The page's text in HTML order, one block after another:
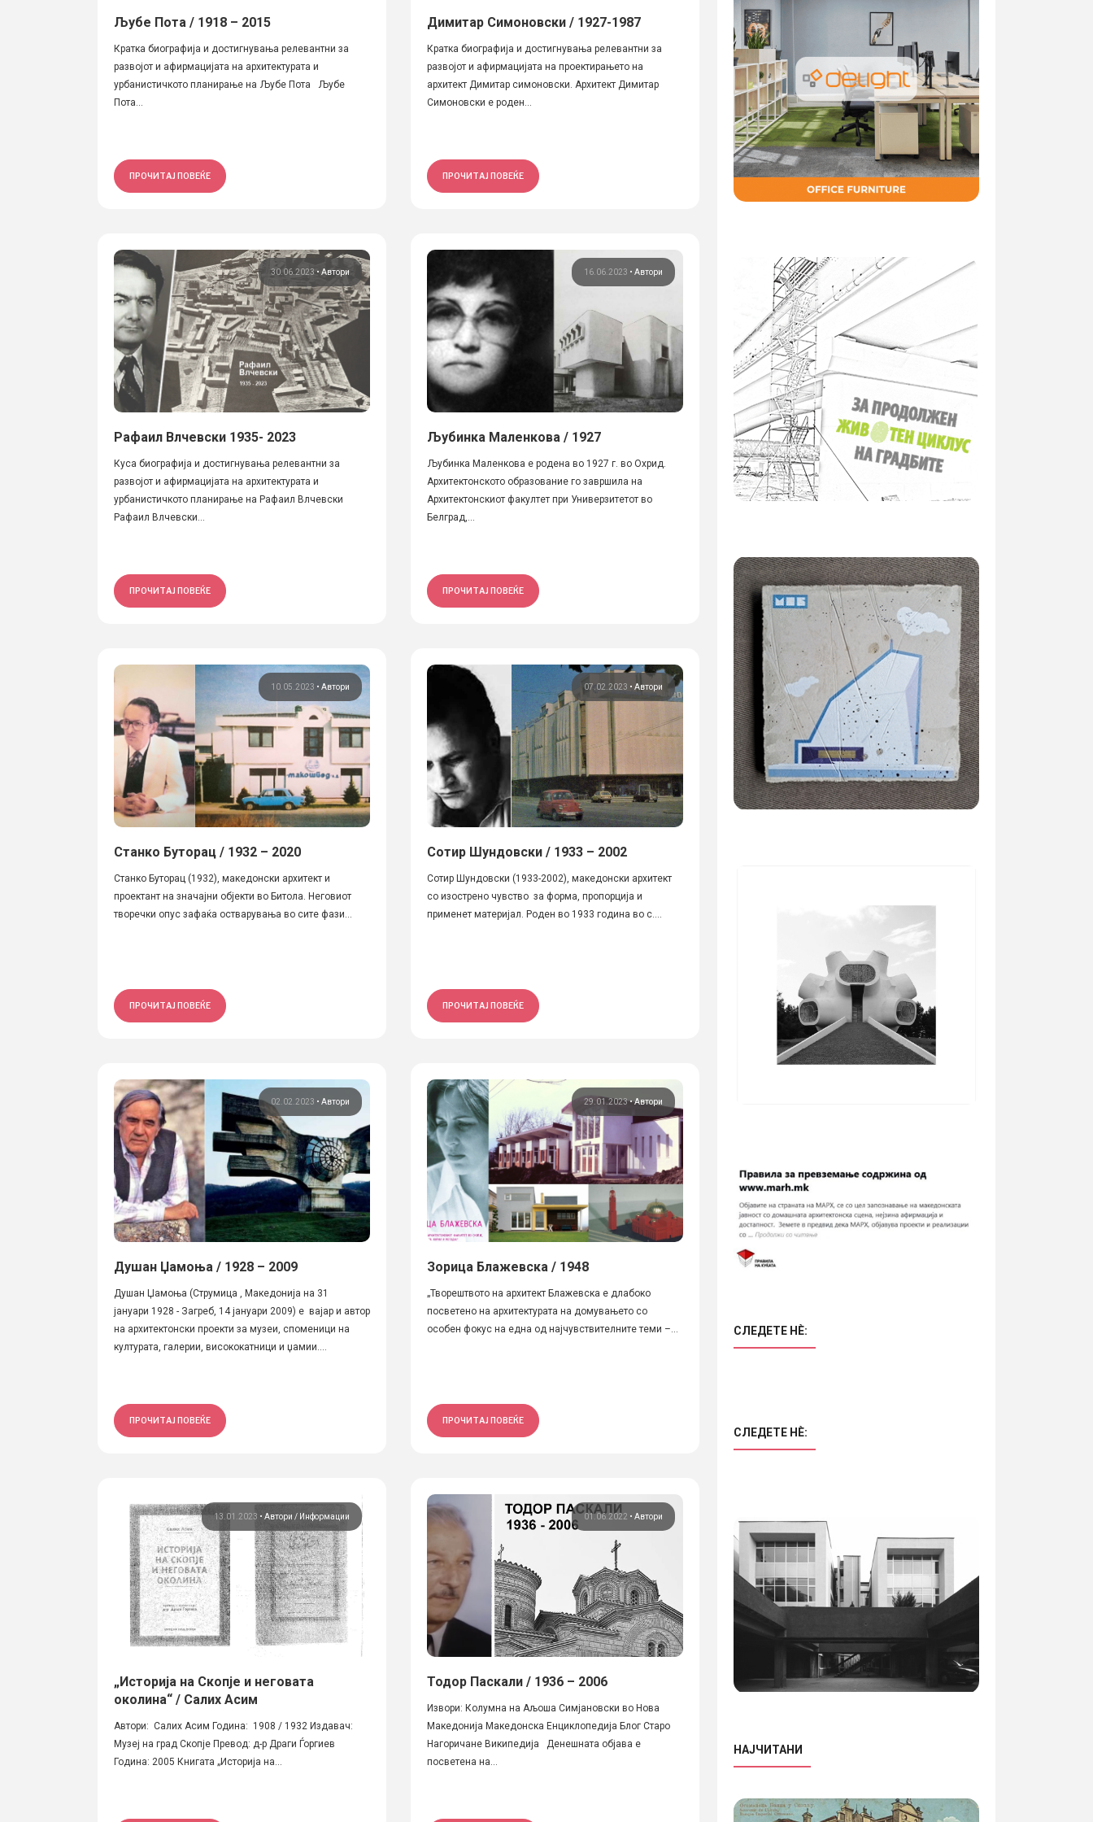
Љубе Пота / 1918 – 2015
Кратка биографија и достигнувања релевантни за
развојот и афирмацијата на архитектурата и
урбанистичкото планирање на Љубе Пота Љубе
Пота...
ПРОЧИТАЈ ПОВЕЌЕ
Димитар Симоновски / 1927-1987
Кратка биографија и достигнувања релевантни за
развојот и афирмацијата на проектирањето на
архитект Димитар симоновски. Архитект Димитар
Симоновски е роден...
ПРОЧИТАЈ ПОВЕЌЕ
30.06.2023 •Автори
Рафаил Влчевски 1935- 2023
Куса биографија и достигнувања релевантни за
развојот и афирмацијата на архитектурата и
урбанистичкото планирање на Рафаил Влчевски
Рафаил Влчевски...
ПРОЧИТАЈ ПОВЕЌЕ
16.06.2023 • Автори
Љубинка Маленкова / 1927
Љубинка Маленкова е родена во 1927 г. во Охрид.
Архитектонското образование го завршила на
Архитектонскиот факултет при Универзитетот во
Белград,...
ПРОЧИТАЈ ПОВЕЌЕ
10.05.2023 •Автори
Станко Буторац / 1932 – 2020
Станко Буторац (1932), македонски архитект и
проектант на значајни објекти во Битола. Неговиот
творечки опус зафаќа остварувања во сите фази...
ПРОЧИТАЈ ПОВЕЌЕ
07.02.2023 • Автори
Сотир Шундовски / 1933 – 2002
Сотир Шундовски (1933-2002), македонски архитект
со изостренo чувство за форма, пропорција и
применет материјал. Роден во 1933 година во с....
ПРОЧИТАЈ ПОВЕЌЕ
02.02.2023 •Автори
Душан Џамоња / 1928 – 2009
Душан Џамоња (Струмица , Македонија на 31
јануари 1928 - Загреб, 14 јануари 2009) e вајар и автор
на архитектонски проекти за музеи, споменици на
културата, галерии, висококатници и џамии....
ПРОЧИТАЈ ПОВЕЌЕ
29.01.2023•Автори
Зорица Блажевска / 1948
„Творештвото на архитект Блажевска е длабоко
посветено на архитектурата на домувањето со
особен фокус на една од најчувствителните теми –...
ПРОЧИТАЈ ПОВЕЌЕ
13.01.2023 •Автори Информации
„Историја на Скопје и неговата
околина“ / Салих Асим
Автори: Салих Асим Година: 1908 / 1932 Издавач:
Музеј на град Скопје Превод: д-р Драги Ѓоргиев
Година: 2005 Книгата „Историја на...
01.06.2022 • Автори
Тодор Паскали / 1936 – 2006
Извори: Колумна на Аљоша Симјановски во Нова
Македонија Македонска Енциклопедија Блог Старо
Нагоричане Википедија Денешната објава е
посветена на...
СЛЕДЕТЕ НÈ:
СЛЕДЕТЕ НÈ:
НАЈЧИТАНИ